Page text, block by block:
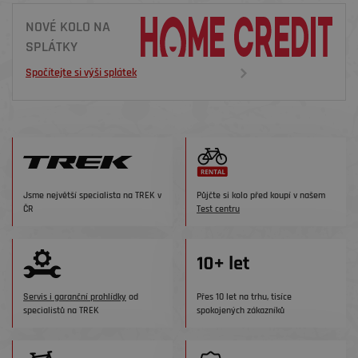
NOVÉ KOLO NA
SPLÁTKY
Spočítejte si výši splátek
Jsme největší specialista na TREK v
ČR
Půjčte si kolo před koupí v našem
Test centru
Servis i garanční prohlídky od
specialistů na TREK
Přes 10 let na trhu, tisíce
spokojených zákazníků